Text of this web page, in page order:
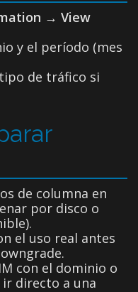
→ View
y el período (mes
de tráfico si
de columna en
por disco o
el uso real antes
con el dominio o
ir directo a una